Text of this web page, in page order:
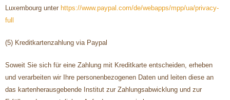
Luxembourg unter https://www.paypal.com/de/webapps/mpp/ua/privacy-
full
(5) Kreditkartenzahlung via Paypal
Soweit Sie sich für eine Zahlung mit Kreditkarte entscheiden, erheben
und verarbeiten wir Ihre personenbezogenen Daten und leiten diese an
das kartenherausgebende Institut zur Zahlungsabwicklung und zur